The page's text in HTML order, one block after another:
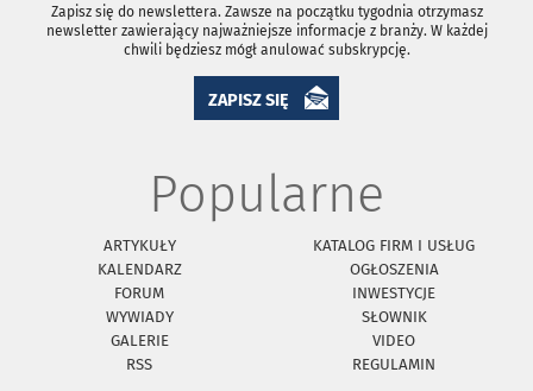
Zapisz się do newslettera. Zawsze na początku tygodnia otrzymasz
newsletter zawierający najważniejsze informacje z branży. W każdej
chwili będziesz mógł anulować subskrypcję.
ZAPISZ SIĘ
Popularne
ARTYKUŁY
KATALOG FIRM I USŁUG
KALENDARZ
OGŁOSZENIA
FORUM
INWESTYCJE
WYWIADY
SŁOWNIK
GALERIE
VIDEO
RSS
REGULAMIN